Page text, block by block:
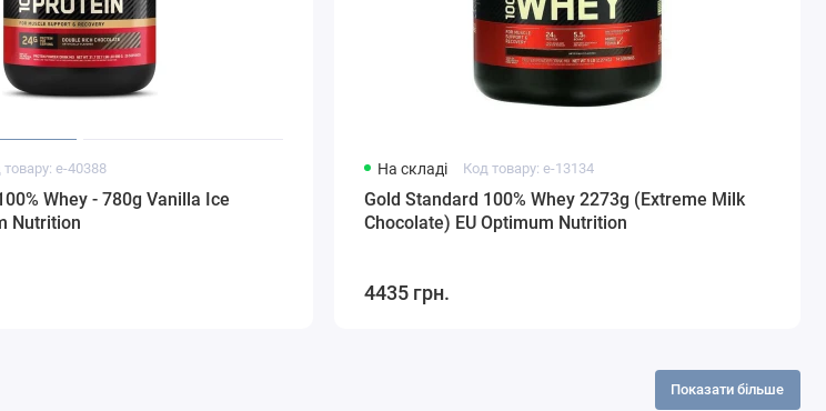
товару: e-40388
Whey - 780g Vanilla Ice
Nutrition
На складі Код товару: e-13134
Gold Standard 100% Whey 2273g (Extreme Milk
Chocolate) EU Optimum Nutrition
4435 грн.
Показати більше